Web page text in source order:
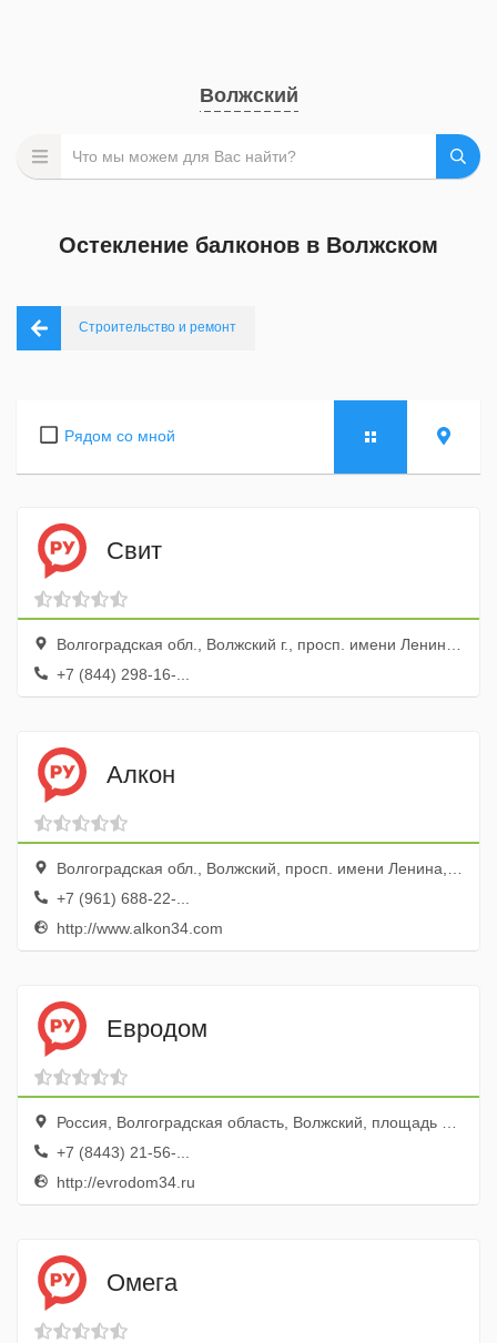
Волжский
Остекление балконов в Волжском
Строительство и ремонт
Рядом со мной
Свит
Волгоградская обл., Волжский г., просп. имени Ленина, 38/1
+7 (844) 298-16-...
Алкон
Волгоградская обл., Волжский, просп. имени Ленина, 120
+7 (961) 688-22-...
http://www.alkon34.com
Евродом
Россия, Волгоградская область, Волжский, площадь Труда, 10
+7 (8443) 21-56-...
http://evrodom34.ru
Омега